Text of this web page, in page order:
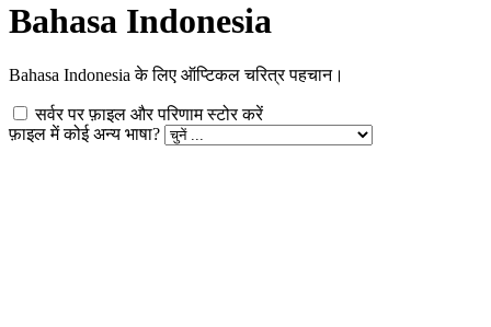
Bahasa Indonesia
Bahasa Indonesia के लिए ऑप्टिकल चरित्र पहचान।
सर्वर पर फ़ाइल और परिणाम स्टोर करें
फ़ाइल में कोई अन्य भाषा?